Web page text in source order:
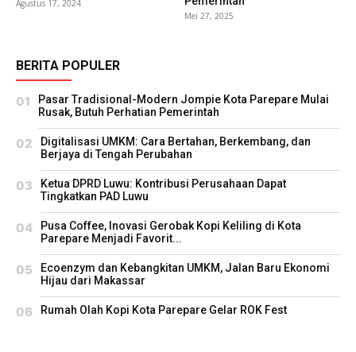
Agustus 17, 2024
Mei 27, 2025
BERITA POPULER
Pasar Tradisional-Modern Jompie Kota Parepare Mulai
Rusak, Butuh Perhatian Pemerintah
Digitalisasi UMKM: Cara Bertahan, Berkembang, dan
Berjaya di Tengah Perubahan
Ketua DPRD Luwu: Kontribusi Perusahaan Dapat
Tingkatkan PAD Luwu
Pusa Coffee, Inovasi Gerobak Kopi Keliling di Kota
Parepare Menjadi Favorit...
Ecoenzym dan Kebangkitan UMKM, Jalan Baru Ekonomi
Hijau dari Makassar
Rumah Olah Kopi Kota Parepare Gelar ROK Fest